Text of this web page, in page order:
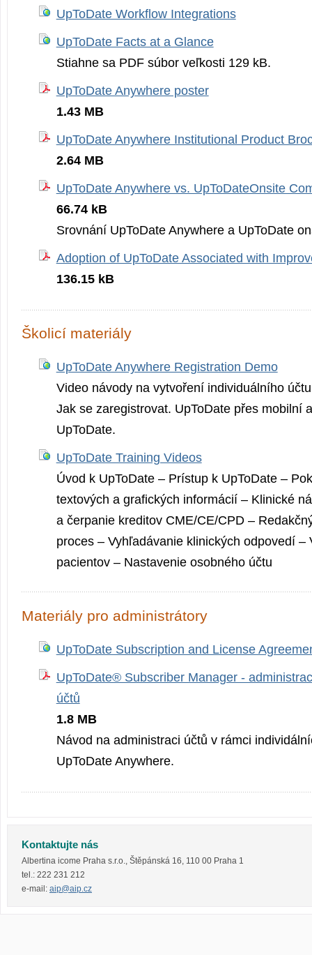
UpToDate Workflow Integrations
UpToDate Facts at a Glance
Stiahne sa PDF súbor veľkosti 129 kB.
UpToDate Anywhere poster
1.43 MB
UpToDate Anywhere Institutional Product
2.64 MB
UpToDate Anywhere vs. UpToDateOnsite
66.74 kB
Srovnání UpToDate Anywhere a UpToDate
Adoption of UpToDate Associated with
136.15 kB
Školicí materiály
UpToDate Anywhere Registration Demo
Video návody na vytvoření individuálního
Jak se zaregistrovat. UpToDate přes mobilní
UpToDate.
UpToDate Training Videos
Úvod k UpToDate – Prístup k UpToDate –
textových a grafických informácií – Klinické
a čerpanie kreditov CME/CE/CPD –
proces – Vyhľadávanie klinických odpovedí –
pacientov – Nastavenie osobného účtu
Materiály pro administrátory
UpToDate Subscription and License
UpToDate® Subscriber Manager -
účtů
1.8 MB
Návod na administraci účtů v rámci
UpToDate Anywhere.
Kontaktujte nás
Albertina icome Praha s.r.o., Štěpánská 16, 110 00 Praha 1
tel.: 222 231 212
e-mail: aip@aip.cz